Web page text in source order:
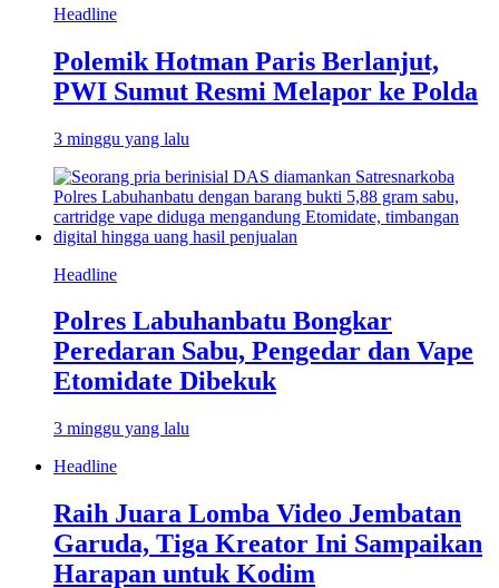
Headline
Polemik Hotman Paris Berlanjut,
PWI Sumut Resmi Melapor ke Polda
3 minggu yang lalu
Headline
Polres Labuhanbatu Bongkar
Peredaran Sabu, Pengedar dan Vape
Etomidate Dibekuk
3 minggu yang lalu
Headline
Raih Juara Lomba Video Jembatan
Garuda, Tiga Kreator Ini Sampaikan
Harapan untuk Kodim